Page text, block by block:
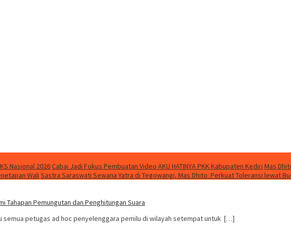
Nasional 2026Cabai Jadi Fokus Pembuatan Video AKU HATINYA PKK Kabupaten Kediri Mas
Wali Sastra Saraswati Sewana Yatra di Tegowangi, Mas Dhito: Perkuat Toleransi lewat
Tahapan Pemungutan dan Penghitungan Suara
semua petugas ad hoc penyelenggara pemilu di wilayah setempat untuk […]